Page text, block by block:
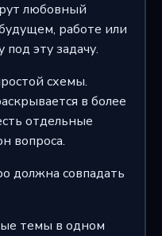
любовный
работе или
эту задачу.
схемы.
в более
отдельные
вопроса.
должна совпадать
темы в одном